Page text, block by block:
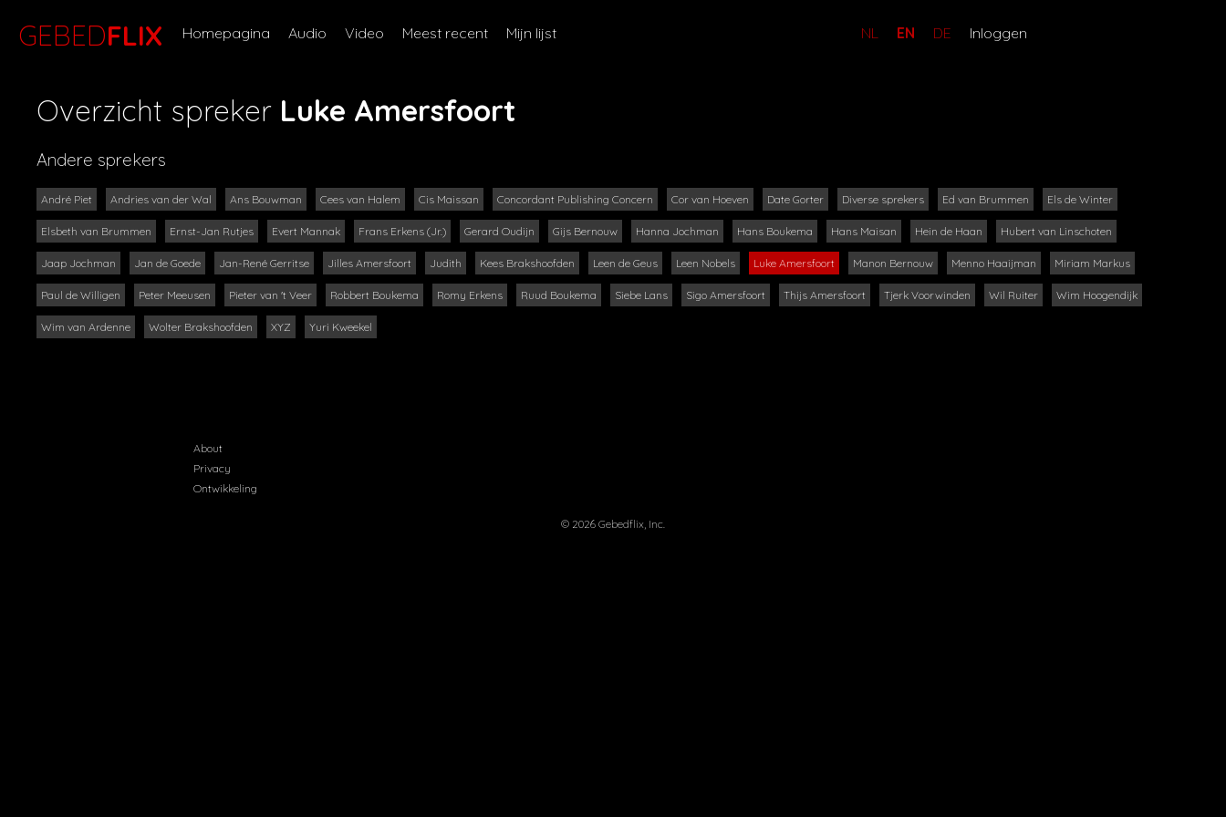
GEBEDFLIX Homepagina Audio Video Meest recent Mijn lijst NL EN DE Inloggen
Overzicht spreker Luke Amersfoort
Andere sprekers
André Piet Andries van der Wal Ans Bouwman Cees van Halem Cis Maissan Concordant Publishing Concern Cor van Hoeven Date Gorter Diverse sprekers Ed van Brummen Els de Winter
Elsbeth van Brummen Ernst-Jan Rutjes Evert Mannak Frans Erkens (Jr.) Gerard Oudijn Gijs Bernouw Hanna Jochman Hans Boukema Hans Maisan Hein de Haan Hubert van Linschoten
Jaap Jochman Jan de Goede Jan-René Gerritse Jilles Amersfoort Judith Kees Brakshoofden Leen de Geus Leen Nobels Luke Amersfoort Manon Bernouw Menno Haaijman Miriam Markus
Paul de Willigen Peter Meeusen Pieter van 't Veer Robbert Boukema Romy Erkens Ruud Boukema Siebe Lans Sigo Amersfoort Thijs Amersfoort Tjerk Voorwinden Wil Ruiter Wim Hoogendijk
Wim van Ardenne Wolter Brakshoofden XYZ Yuri Kweekel
About
Privacy
Ontwikkeling
© 2026 Gebedflix, Inc.